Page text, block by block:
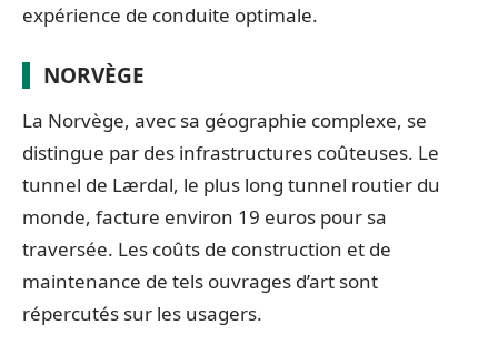
expérience de conduite optimale.
NORVÈGE
La Norvège, avec sa géographie complexe, se
distingue par des infrastructures coûteuses. Le
tunnel de Lærdal, le plus long tunnel routier du
monde, facture environ 19 euros pour sa
traversée. Les coûts de construction et de
maintenance de tels ouvrages d’art sont
répercutés sur les usagers.